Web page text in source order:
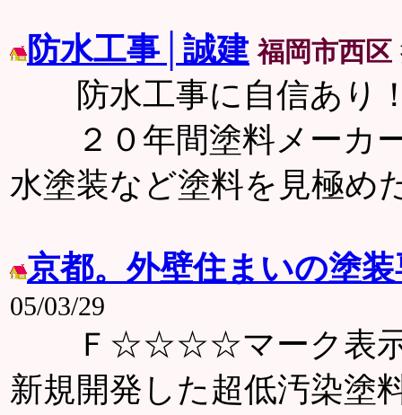
防水工事│誠建 福岡市西区
防水工事に自信あり
２０年間塗料メーカー
水塗装など塗料を見極め
京都。外壁住まいの塗
05/03/29
Ｆ☆☆☆☆マーク表示製
新規開発した超低汚染塗